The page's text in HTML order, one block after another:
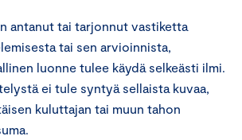
antanut tai tarjonnut vastiketta
tai sen arvioinnista,
luonne tulee käydä selkeästi ilmi.
ei tule syntyä sellaista kuvaa,
kuluttajan tai muun tahon